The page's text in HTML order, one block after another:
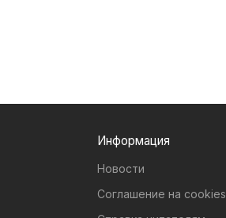
Информация
Новости
Соглашение на cookies